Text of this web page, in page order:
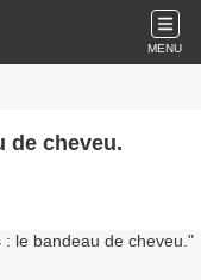
MENU
de cheveu.